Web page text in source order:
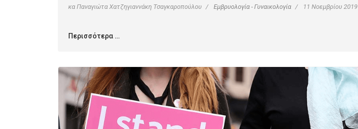
κα Παναγιώτα Χατζηγιαννάκη Τσαγκαροπούλου Εμβρυολογία - Γυναικολογία 11 Νοεμβρίου 2019
Περισσότερα …